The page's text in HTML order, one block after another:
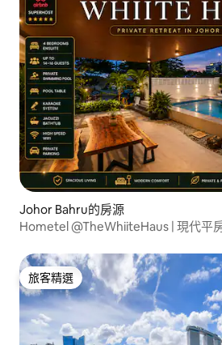
Johor Bahru的房源
Hometel @TheWhiiteHaus | 現代平
旅客精選
旅客精選